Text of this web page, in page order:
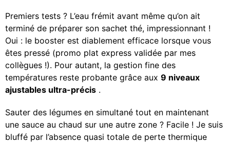
Premiers tests ? L’eau frémit avant même qu’on ait
terminé de préparer son sachet thé, impressionnant !
Oui : le booster est diablement efficace lorsque vous
êtes pressé (promo plat express validée par mes
collègues !). Pour autant, la gestion fine des
températures reste probante grâce aux 9 niveaux
ajustables ultra-précis .
Sauter des légumes en simultané tout en maintenant
une sauce au chaud sur une autre zone ? Facile ! Je suis
bluffé par l’absence quasi totale de perte thermique